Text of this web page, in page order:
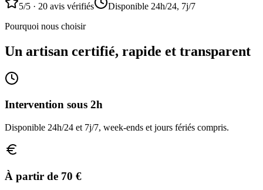
5/5 · 20 avis vérifiés
Disponible 24h/24, 7j/7
Pourquoi nous choisir
Un artisan certifié, rapide et transparent
Intervention sous 2h
Disponible 24h/24 et 7j/7, week-ends et jours fériés compris.
À partir de 70 €